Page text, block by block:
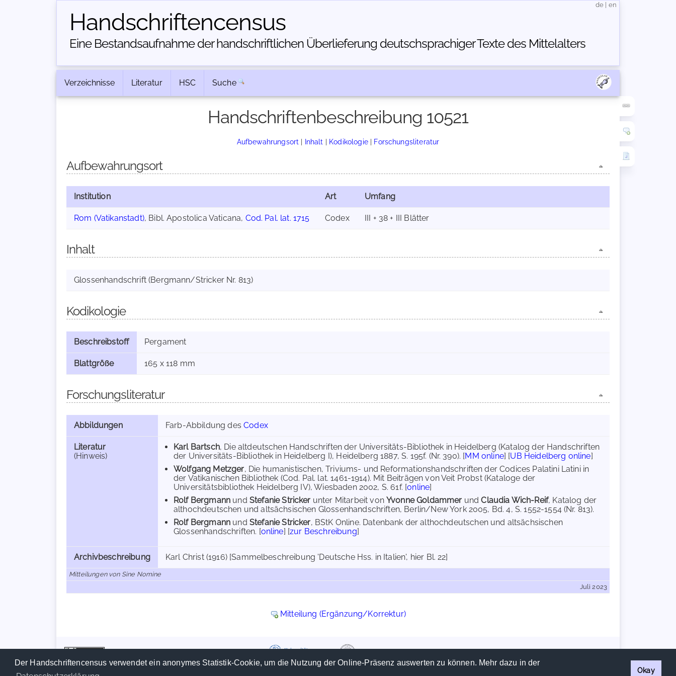
Der Handschriftencensus verwendet ein anonymes Statistik-Cookie, um die Nutzung der Online-Präsenz auswerten zu können. Mehr dazu in der
Okay
Handschriften­census
Eine Bestandsaufnahme der handschriftlichen Über­lieferung deutschsprachiger Texte des Mittelalters
de en
Verzeichnisse Literatur HSC Suche
Handschriftenbeschreibung 10521
Aufbewahrungsort | Inhalt | Kodikologie| Forschungsliteratur
Aufbewahrungsort
Institution Art Umfang
Rom (Vatikanstadt), Bibl. Apostolica Vaticana, Cod. Pal. lat. 1715 Codex III + 38 + III Blätter
Inhalt
Glossenhandschrift (Bergmann/Stricker Nr. 813)
Kodikologie
Beschreibstoff Pergament
Blattgröße 165 x 118 mm
Forschungsliteratur
Abbildungen Farb-Abbildung desCodex
Literatur
(Hinweis)
Karl Bartsch, Die altdeutschen Handschriften der Universitäts-Bibliothek in Heidelberg (Katalog der Handschriften
der Universitäts-Bibliothek in Heidelberg I), Heidelberg 1887, S. 195f. (Nr. 390). [MM online] [UB Heidelberg online]
Wolfgang Metzger, Die humanistischen, Triviums- und Reformationshandschriften der Codices Palatini Latini in
der Vatikanischen Bibliothek (Cod. Pal. lat. 1461-1914). Mit Beiträgen von Veit Probst (Kataloge der
Universitätsbibliothek Heidelberg IV), Wiesbaden 2002, S. 61f. [online]
Rolf Bergmann und Stefanie Stricker unter Mitarbeit vonYvonne Goldammer undClaudia Wich-Reif, Katalog der
althochdeutschen und altsächsischen Glossenhandschriften, Berlin/New York 2005, Bd. 4, S. 1552-1554 (Nr. 813).
Rolf Bergmann und Stefanie Stricker, BStK Online. Datenbank der althochdeutschen und altsächsischen
Glossenhandschriften. [online] [zur Beschreibung]
Archivbeschreibung Karl Christ (1916) [Sammelbeschreibung 'Deutsche Hss. in Italien', hier Bl. 22]
Mitteilungen von Sine Nomine
Juli 2023
Mitteilung (Ergänzung/Korrektur)